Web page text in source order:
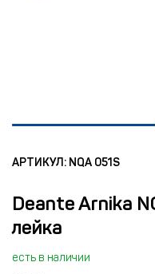
АРТИКУЛ: NQA 051S
Deante Arnika
лейка
есть в наличии